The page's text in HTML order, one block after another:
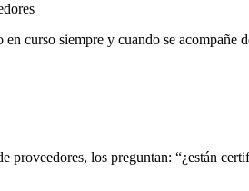
curso siempre y cuando se
proveedores, los preguntan: “¿están